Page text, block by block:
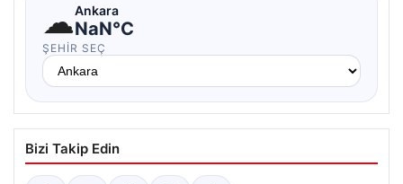
☁Ankara
NaN°C
ŞEHIR SEÇ
Bizi Takip Edin